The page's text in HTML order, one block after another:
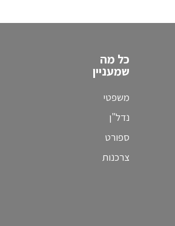
כל מה
שמעניין
משפטי
נדל"ן
ספורט
צרכנות